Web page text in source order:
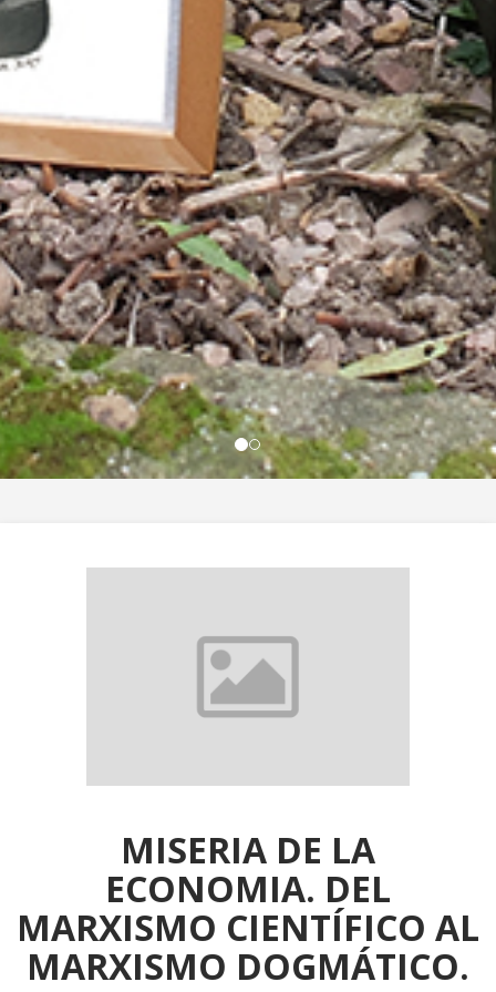
MISERIA DE LA
ECONOMIA. DEL
MARXISMO CIENTÍFICO AL
MARXISMO DOGMÁTICO.